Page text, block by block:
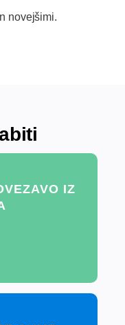
novejšimi.
IZ